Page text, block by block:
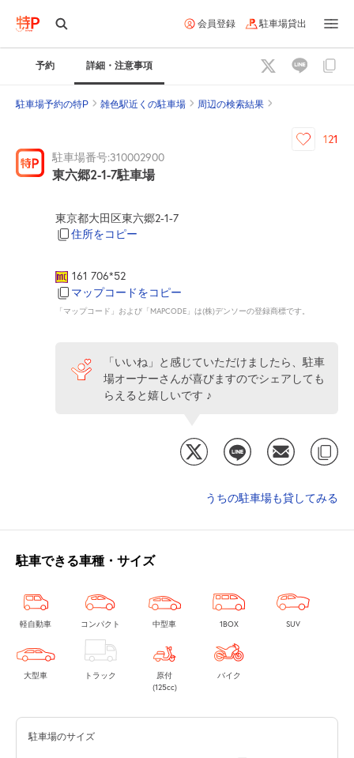
会員登録 駐車場貸出
予約 詳細・注意事項
駐車場予約の特P 雑色駅近くの駐車場 周辺の検索結果
121
駐車場番号:310002900
東六郷2-1-7駐車場
東京都大田区東六郷2-1-7
住所をコピー
161 706*52
マップコードをコピー
「マップコード」および「MAPCODE」は(株)デンソーの登録商標です。
「いいね」と感じていただけましたら、駐車
場オーナーさんが喜びますのでシェアしても
らえると嬉しいです ♪
うちの駐車場も貸してみる
駐車できる車種・サイズ
軽自動車 コンパクト 中型車 1BOX SUV
大型車 トラック
原付
(125cc)
バイク
駐車場のサイズ